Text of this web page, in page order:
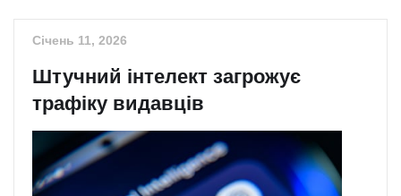
Січень 11, 2026
Штучний інтелект загрожує
трафіку видавців